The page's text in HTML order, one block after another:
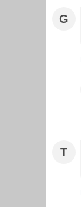
G
T